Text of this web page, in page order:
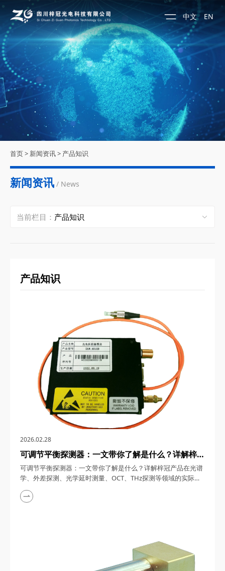
中文 EN
首页> 新闻资讯> 产品知识
新闻资讯 / News
当前栏目：
产品知识
2026.02.28
可调节平衡探测器：一文带你了解是什么？详解梓冠
产品在光谱学、外差探测、光学延时测量、OCT、
THz探测等领域的实际应用
可调节平衡探测器：一文带你了解是什么？详解梓冠产品在光谱
学、外差探测、光学延时测量、OCT、THz探测等领域的实际应
用 可调节平衡探测器，在光通信与光电子技术迅猛发展的今
天，凭借其卓越性能，在众多领域展现出非凡的应用潜力。今